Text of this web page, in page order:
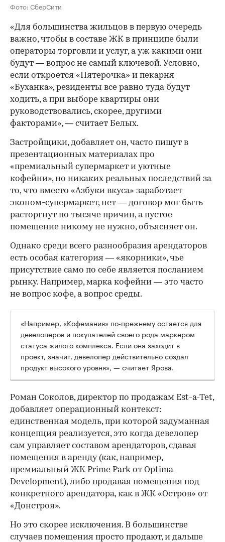
Фото: СберСити
«Для большинства жильцов в первую очередь
важно, чтобы в составе ЖК в принципе были
операторы торговли и услуг, а уж какими они
будут — вопрос не самый ключевой. Условно,
если откроется «Пятерочка» и пекарня
«Буханка», резиденты все равно туда будут
ходить, а при выборе квартиры они
руководствовались, скорее, другими
факторами», — считает Белых.
Застройщики, добавляет он, часто пишут в
презентационных материалах про
«премиальный супермаркет и уютные
кофейни», но никаких реальных последствий за
то, что вместо «Азбуки вкуса» заработает
эконом-супермаркет, нет — договор мог быть
расторгнут по тысяче причин, а пустое
помещение никому не нужно, объясняет он.
Однако среди всего разнообразия арендаторов
есть особая категория — «якорники», чье
присутствие само по себе является посланием
рынку. Например, марка кофейни — это часто
не вопрос кофе, а вопрос среды.
«Например, «Кофемания» по-прежнему остается для
девелоперов и покупателей своего рода маркером
статуса жилого комплекса. Если она заходит в
проект, значит, девелопер действительно создал
продукт высокого уровня», — считает Ярова.
Роман Соколов, директор по продажам Est-a-Tet,
добавляет операционный контекст:
единственная модель, при которой задуманная
концепция реализуется, это когда девелопер
сам управляет составом арендаторов, сдавая
помещения в аренду (как, например,
премиальный ЖК Prime Park от Optima
Development), либо продавая помещения под
конкретного арендатора, как в ЖК «Остров» от
«Донстроя».
Но это скорее исключения. В большинстве
случаев помещения просто продают, и дальше